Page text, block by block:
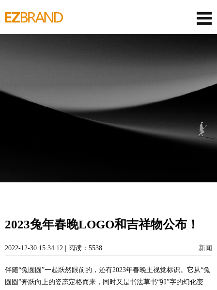
2023兔年春晚LOGO和吉祥物公布！
2022-12-30 15:34:12 | 阅读：5538 新闻
伴随“兔圆圆”一起跃然眼前的，还有2023年春晚主视觉标识。它从“兔
圆圆”奔跃向上的姿态定格而来，同时又是书法草书“卯”字的幻化变